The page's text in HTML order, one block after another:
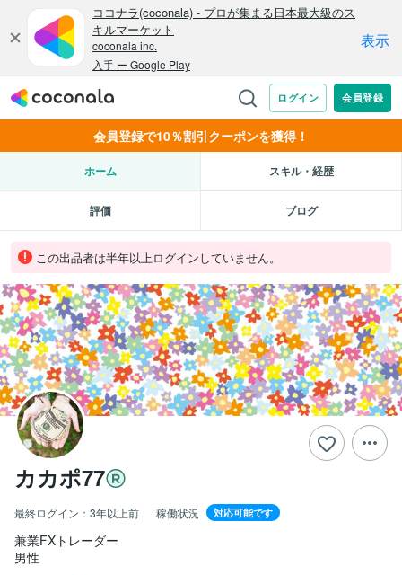
会員登録で10％割引クーポンを獲得！
ホーム スキル・経歴
評価 ブログ
この出品者は半年以上ログインしていません。
カカポ77
最終ログイン： 3年以上前 稼働状況 対応可能です
兼業FXトレーダー
男性